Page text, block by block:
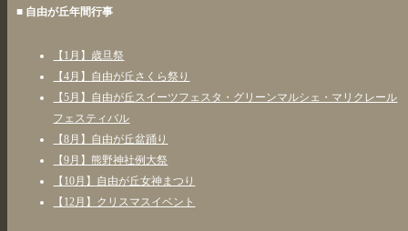
■ 自由が丘年間行事
【1月】歳旦祭
【4月】自由が丘さくら祭り
【5月】自由が丘スイーツフェスタ・グリーンマルシェ・マリクレール
フェスティバル
【8月】自由が丘盆踊り
【9月】熊野神社例大祭
【10月】自由が丘女神まつり
【12月】クリスマスイベント